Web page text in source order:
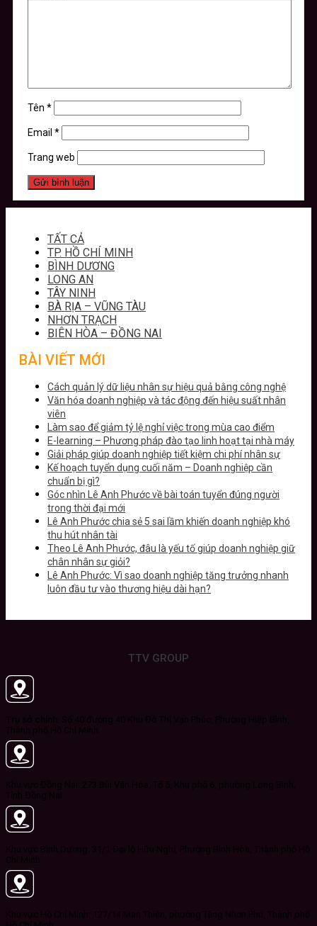
Tên *
Email *
Trang web
TẤT CẢ
TP. HỒ CHÍ MINH
BÌNH DƯƠNG
LONG AN
TÂY NINH
BÀ RỊA – VŨNG TÀU
NHƠN TRẠCH
BIÊN HÒA – ĐỒNG NAI
BÀI VIẾT MỚI
Cách quản lý dữ liệu nhân sự hiệu quả bằng công nghệ
Văn hóa doanh nghiệp và tác động đến hiệu suất nhân
viên
Làm sao để giảm tỷ lệ nghỉ việc trong mùa cao điểm
E-learning – Phương pháp đào tạo linh hoạt tại nhà máy
Giải pháp giúp doanh nghiệp tiết kiệm chi phí nhân sự
Kế hoạch tuyển dụng cuối năm – Doanh nghiệp cần
chuẩn bị gì?
Góc nhìn Lê Anh Phước về bài toán tuyển đúng người
trong thời đại mới
Lê Anh Phước chia sẻ 5 sai lầm khiến doanh nghiệp khó
thu hút nhân tài
Theo Lê Anh Phước, đâu là yếu tố giúp doanh nghiệp giữ
chân nhân sự giỏi?
Lê Anh Phước: Vì sao doanh nghiệp tăng trưởng nhanh
luôn đầu tư vào thương hiệu dài hạn?
TTV GROUP